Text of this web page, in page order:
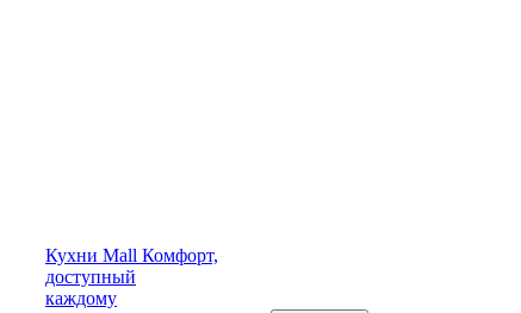
Кухни Mall Комфорт,
доступный
каждому